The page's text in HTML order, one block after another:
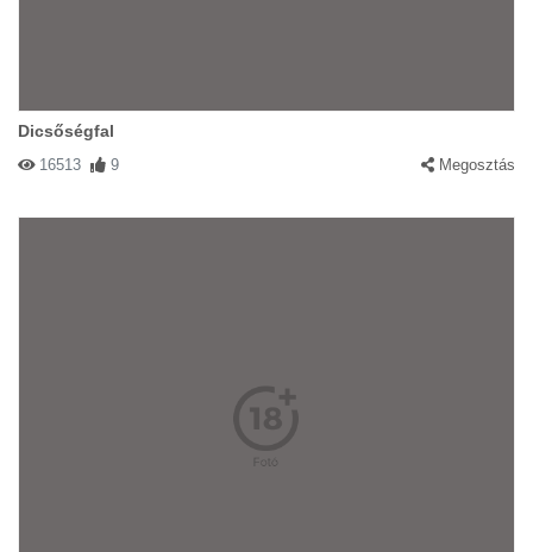
Dicsőségfal
16513 9 Megosztás